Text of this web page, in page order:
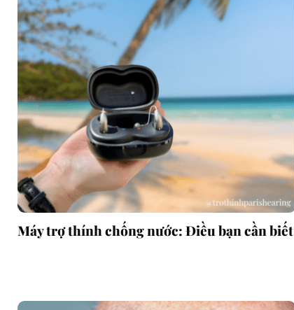
Máy trợ thính chống nước: Điều bạn cần biết